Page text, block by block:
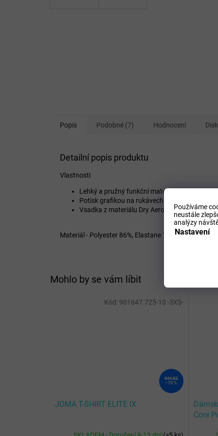
Používáme
neustále
analýzy
Nastavení
Mohlo by se vám líbit
944 Kč
–70 %
JOMA T-SHIRT ELITE IX
Kód: 901647.725-10 -3XS-
Core
Popis Podobné (7) Hodnocení
Detailní popis produktu
Vlastnosti
Lehký a pružný funkční materiál.
Potisk grafikou na rukávech.
Vsadka z materiálu Dry AeroFlow na zadním
Materiál - Polyester 86%, Elastane 14%